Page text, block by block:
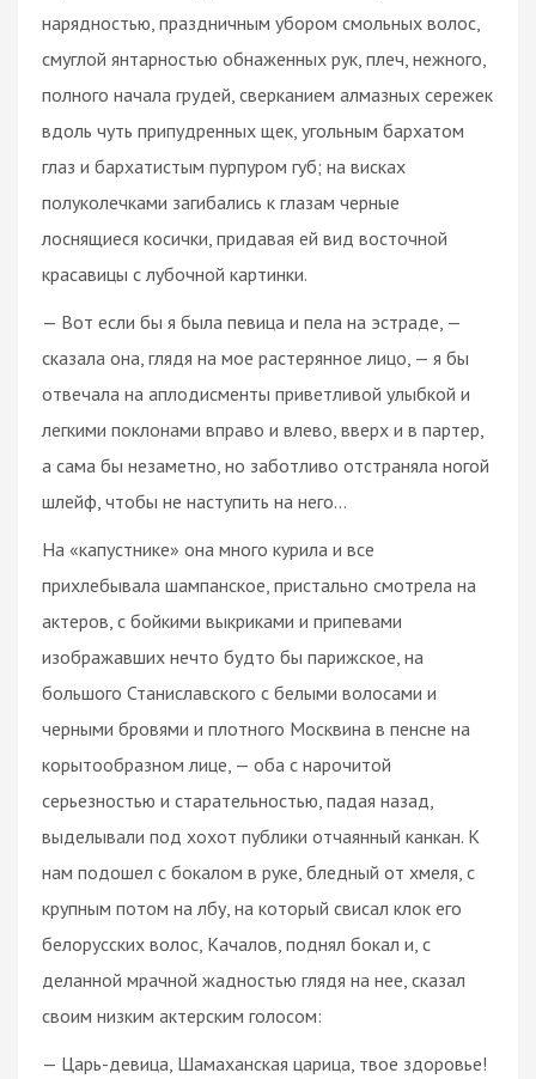
нарядностью, праздничным убором смольных волос,
смуглой янтарностью обнаженных рук, плеч, нежного,
полного начала грудей, сверканием алмазных сережек
вдоль чуть припудренных щек, угольным бархатом
глаз и бархатистым пурпуром губ; на висках
полуколечками загибались к глазам черные
лоснящиеся косички, придавая ей вид восточной
красавицы с лубочной картинки.
— Вот если бы я была певица и пела на эстраде, —
сказала она, глядя на мое растерянное лицо, — я бы
отвечала на аплодисменты приветливой улыбкой и
легкими поклонами вправо и влево, вверх и в партер,
а сама бы незаметно, но заботливо отстраняла ногой
шлейф, чтобы не наступить на него...
На «капустнике» она много курила и все
прихлебывала шампанское, пристально смотрела на
актеров, с бойкими выкриками и припевами
изображавших нечто будто бы парижское, на
большого Станиславского с белыми волосами и
черными бровями и плотного Москвина в пенсне на
корытообразном лице, — оба с нарочитой
серьезностью и старательностью, падая назад,
выделывали под хохот публики отчаянный канкан. К
нам подошел с бокалом в руке, бледный от хмеля, с
крупным потом на лбу, на который свисал клок его
белорусских волос, Качалов, поднял бокал и, с
деланной мрачной жадностью глядя на нее, сказал
своим низким актерским голосом:
— Царь-девица, Шамаханская царица, твое здоровье!